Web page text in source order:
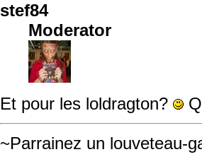
stef84
Moderator
Et pour les loldragton?
~Parrainez un louveteau-